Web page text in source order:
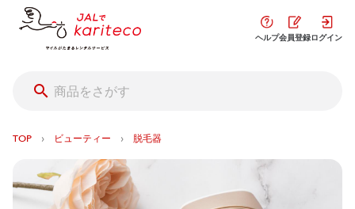
ヘルプ会員登録ログイン
TOP › ビューティー › 脱毛器